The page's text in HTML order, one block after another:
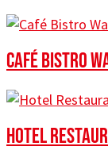
CAFÉ BISTRO
HOTEL